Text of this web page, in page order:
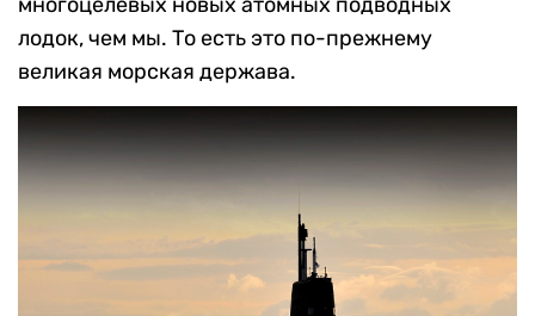
лодок, чем мы. То есть это по-прежнему
великая морская держава.